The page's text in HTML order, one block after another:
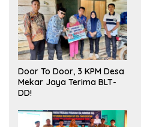
Door To Door, 3 KPM Desa
Mekar Jaya Terima BLT-
DD!